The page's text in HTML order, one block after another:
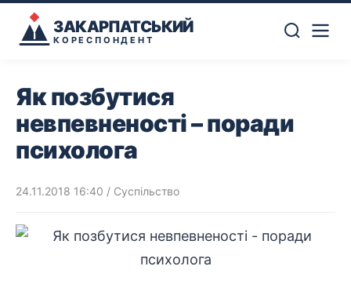
ЗАКАРПАТСЬКИЙ
КОРЕСПОНДЕНТ
Як позбутися
невпевненості – поради
психолога
24.11.2018 16:40 / Суспільство